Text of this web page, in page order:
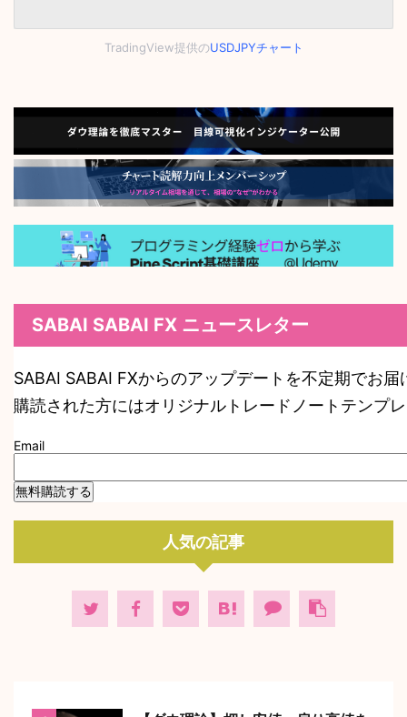
TradingView提供のUSDJPYチャート
SABAI SABAI FX ニュースレター
SABAI SABAI FXからのアップデートを不定期でお届
購読された方にはオリジナルトレードノートテンプ
Email
人気の記事